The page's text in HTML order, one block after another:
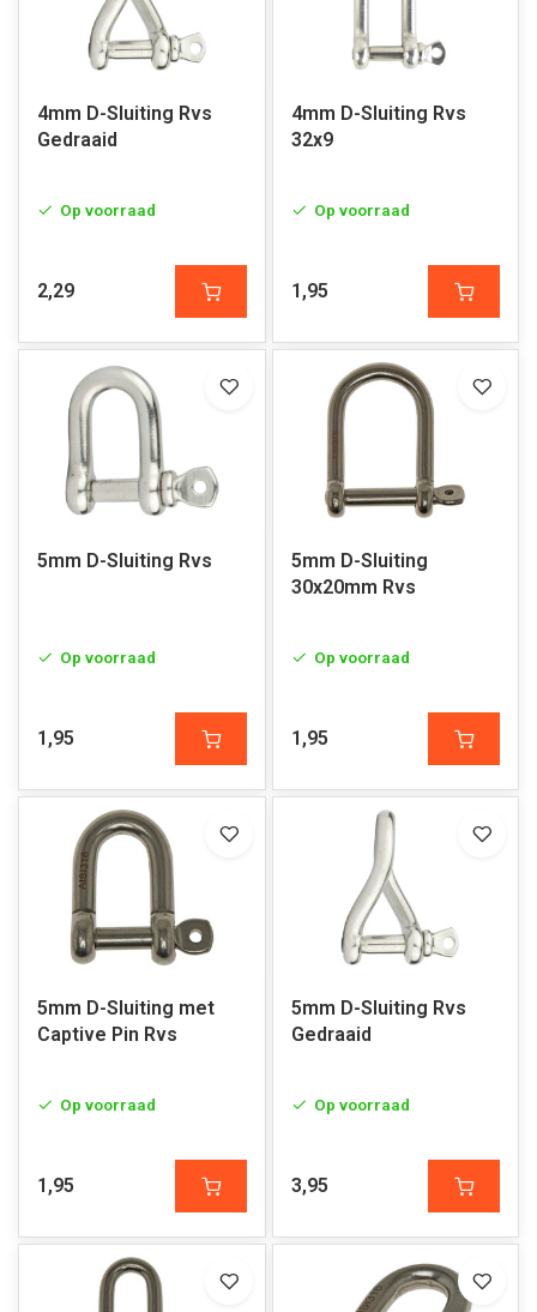
4mm D-Sluiting Rvs
Gedraaid
Op voorraad
2,29
4mm D-Sluiting Rvs
32x9
Op voorraad
1,95
5mm D-Sluiting Rvs
Op voorraad
1,95
5mm D-Sluiting
30x20mm Rvs
Op voorraad
1,95
5mm D-Sluiting met
Captive Pin Rvs
Op voorraad
1,95
5mm D-Sluiting Rvs
Gedraaid
Op voorraad
3,95